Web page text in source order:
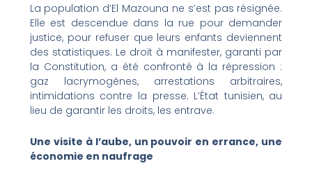
La population d’El Mazouna ne s’est pas résignée.
Elle est descendue dans la rue pour demander
justice, pour refuser que leurs enfants deviennent
des statistiques. Le droit à manifester, garanti par
la Constitution, a été confronté à la répression :
gaz lacrymogènes, arrestations arbitraires,
intimidations contre la presse. L’État tunisien, au
lieu de garantir les droits, les entrave.
Une visite à l’aube, un pouvoir en errance, une
économie en naufrage